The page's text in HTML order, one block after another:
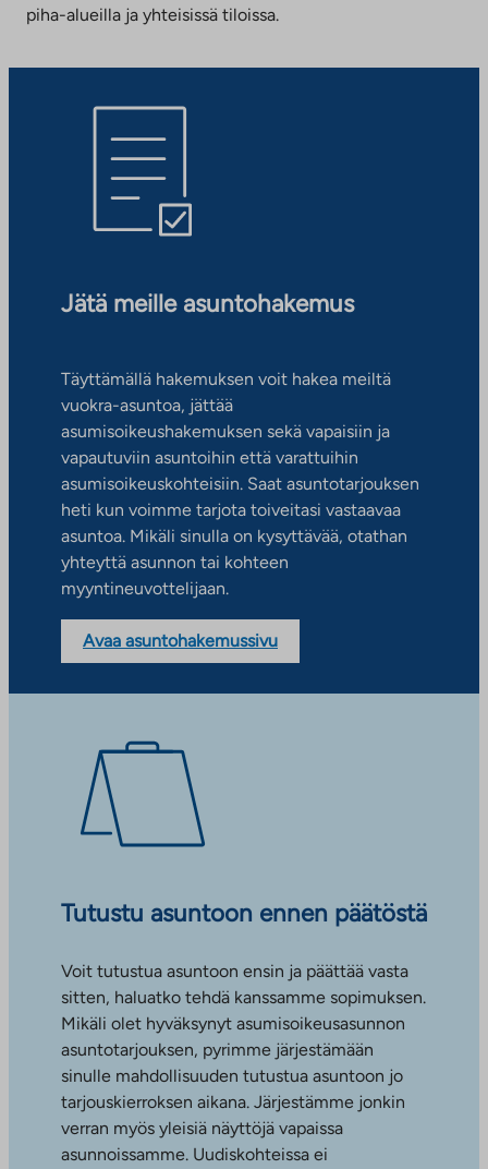
piha-alueilla ja yhteisissä tiloissa.
Jätä meille asuntohakemus
Täyttämällä hakemuksen voit hakea meiltä
vuokra-asuntoa, jättää
asumisoikeushakemuksen sekä vapaisiin ja
vapautuviin asuntoihin että varattuihin
asumisoikeuskohteisiin. Saat asuntotarjouksen
heti kun voimme tarjota toiveitasi vastaavaa
asuntoa. Mikäli sinulla on kysyttävää, otathan
yhteyttä asunnon tai kohteen
myyntineuvottelijaan.
Avaa asuntohakemussivu
Tutustu asuntoon ennen päätöstä
Voit tutustua asuntoon ensin ja päättää vasta
sitten, haluatko tehdä kanssamme sopimuksen.
Mikäli olet hyväksynyt asumisoikeusasunnon
asuntotarjouksen, pyrimme järjestämään
sinulle mahdollisuuden tutustua asuntoon jo
tarjouskierroksen aikana. Järjestämme jonkin
verran myös yleisiä näyttöjä vapaissa
asunnoissamme. Uudiskohteissa ei